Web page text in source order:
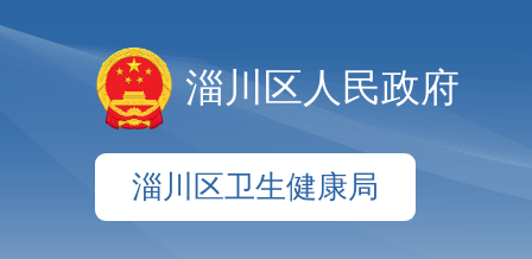
淄川区人民政府
淄川区卫生健康局